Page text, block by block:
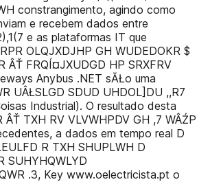
constrangimento, agindo como
e recebem dados entre
e as plataformas IT que
OLQJXDJHP GH WUDEDOKR $
ÂŤ FRQÍ¤JXUDGD HP SRXFRV
Anybus .NET sĂŁo uma
UÂŁSLGD SDUD UHDOL]DU ,,R7
Industrial). O resultado desta
ÂŤ TXH RV VLVWHPDV GH ,7 WÂŹP
a dados em tempo real D
R TXH SHUPLWH D
SUHYHQWLYD
.3, Key www.oelectricista.pt o